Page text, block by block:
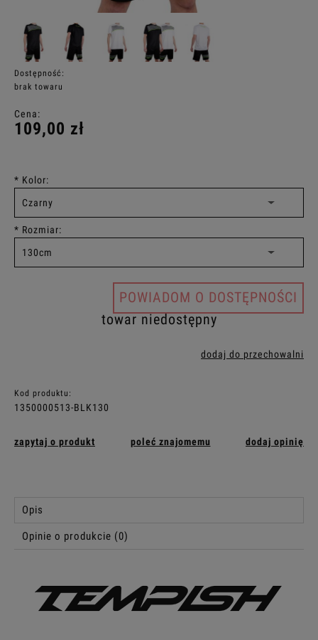
Dostępność:
brak towaru
Cena:
109,00 zł
* Kolor:
* Rozmiar:
POWIADOM O DOSTĘPNOŚCI
towar niedostępny
dodaj do przechowalni
Kod produktu:
1350000513-BLK130
zapytaj o produkt poleć znajomemu dodaj opinię
Opis
Opinie o produkcie (0)